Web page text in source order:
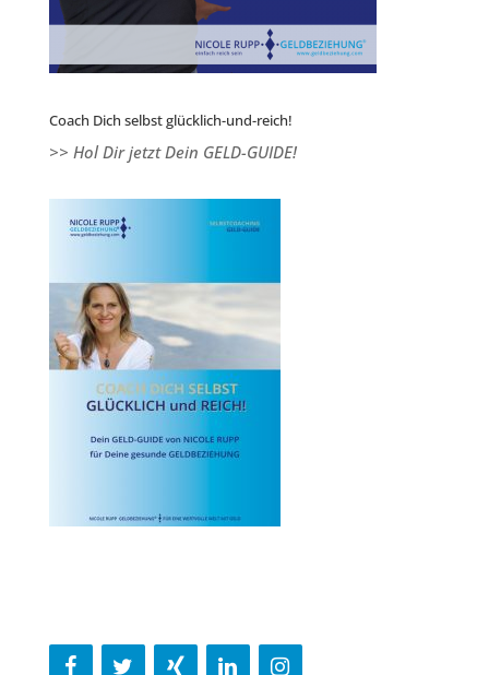
Coach Dich selbst glücklich-und-reich!
>> Hol Dir jetzt Dein GELD-GUIDE!